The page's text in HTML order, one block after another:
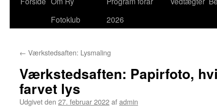
Fotoklub
2026
← Værkstedsaften: Lysmaling
Værkstedsaften: Papirfoto,
farvet lys
Udgivet den 27. februar 2022afadmin